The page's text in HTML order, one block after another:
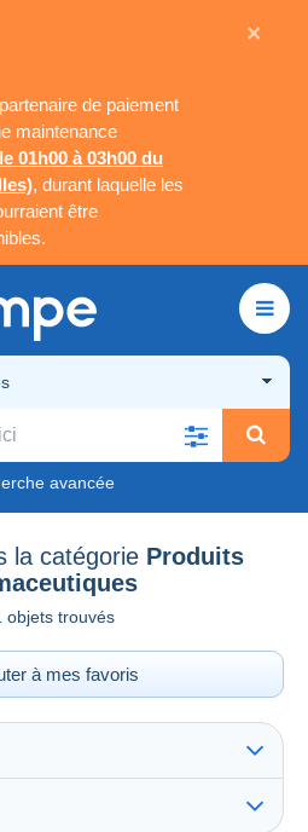
de paiement
maintenance
01h00 à 03h00 du
, durant laquelle les
être
×
avancée
la catégorie Produits
objets trouvés
à mes favoris